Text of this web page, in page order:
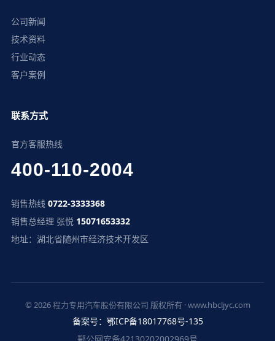
公司新闻
技术资料
行业动态
客户案例
联系方式
官方客服热线
400-110-2004
销售热线 0722-3333368
销售总经理 张悦 15071653332
地址：湖北省随州市经济技术开发区
© 2026 程力专用汽车股份有限公司 版权所有 · www.hbcljyc.com
备案号：鄂ICP备18017768号-135